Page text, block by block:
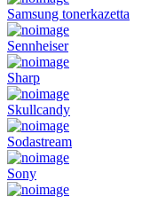
Samsung tonerkazetta
Sennheiser
Sharp
Skullcandy
Sodastream
Sony